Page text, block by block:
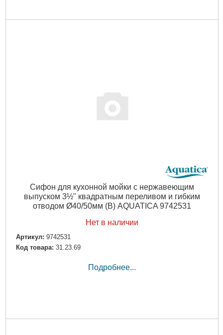
Сифон для кухонной мойки с нержавеющим
выпуском 3½" квадратным переливом и гибким
отводом Ø40/50мм (B) AQUATICA 9742531
Нет в наличии
Артикул: 9742531
Код товара: 31.23.69
Подробнее...